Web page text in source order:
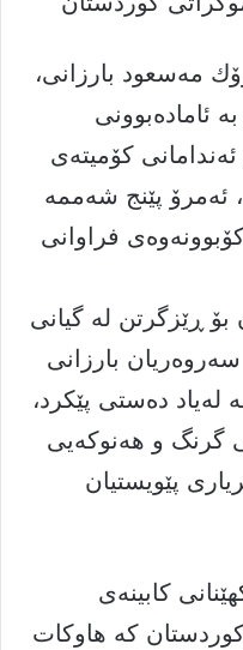
مه‌سعود بارزانی،
ئامادەبوونى
کۆمیتەى
ئەمرۆ پێنج شەممە
یەکەمى ٢٠٢٥، كۆبوونەوەی فراوانى
ڕێزگرتن له‌ گیانی
بارزانی
ده‌ستی پێكرد،
گرنگ و هەنوکەیى
پێویستیان
کابینەى
کە هاوکات